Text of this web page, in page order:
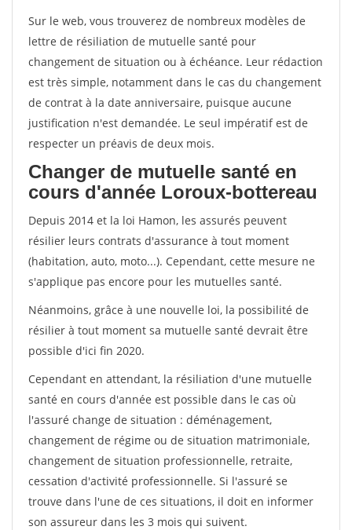
Sur le web, vous trouverez de nombreux modèles de
lettre de résiliation de mutuelle santé pour
changement de situation ou à échéance. Leur rédaction
est très simple, notamment dans le cas du changement
de contrat à la date anniversaire, puisque aucune
justification n'est demandée. Le seul impératif est de
respecter un préavis de deux mois.
Changer de mutuelle santé en
cours d'année Loroux-bottereau
Depuis 2014 et la loi Hamon, les assurés peuvent
résilier leurs contrats d'assurance à tout moment
(habitation, auto, moto...). Cependant, cette mesure ne
s'applique pas encore pour les mutuelles santé.
Néanmoins, grâce à une nouvelle loi, la possibilité de
résilier à tout moment sa mutuelle santé devrait être
possible d'ici fin 2020.
Cependant en attendant, la résiliation d'une mutuelle
santé en cours d'année est possible dans le cas où
l'assuré change de situation : déménagement,
changement de régime ou de situation matrimoniale,
changement de situation professionnelle, retraite,
cessation d'activité professionnelle. Si l'assuré se
trouve dans l'une de ces situations, il doit en informer
son assureur dans les 3 mois qui suivent.